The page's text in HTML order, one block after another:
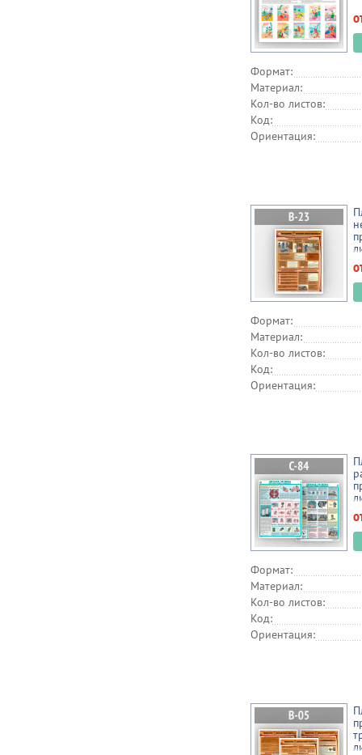
Формат:
Материал:
Кол-во листов:
Код:
Ориентация:
Формат:
Материал:
Кол-во листов:
Код:
Ориентация:
Формат:
Материал:
Кол-во листов:
Код:
Ориентация: